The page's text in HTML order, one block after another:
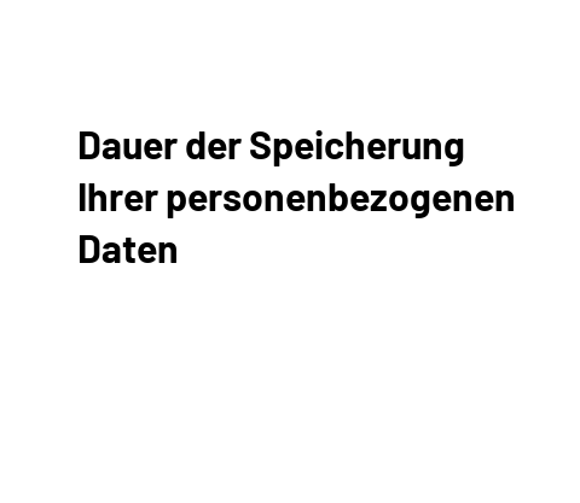
Dauer der Speicherung
Ihrer personenbezogenen
Daten